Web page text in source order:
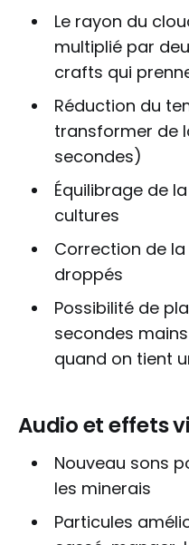
Le rayon du
multiplié par
crafts qui
Réduction du
transformer de
secondes)
Équilibrage de
cultures
Correction de
droppés
Possibilité de
secondes
quand on tient
Audio et effets
Nouveau sons
les minerais
Particules